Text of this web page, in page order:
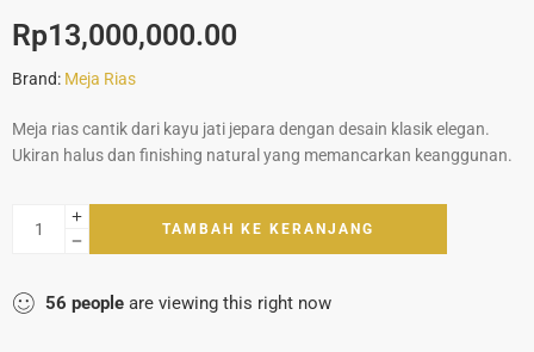
Rp13,000,000.00
Brand: Meja Rias
Meja rias cantik dari kayu jati jepara dengan desain klasik elegan.
Ukiran halus dan finishing natural yang memancarkan keanggunan.
TAMBAH KE KERANJANG
56 people are viewing this right now